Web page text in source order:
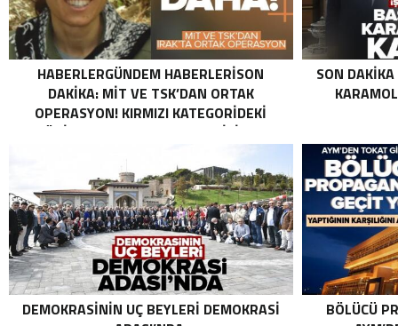
HABERLERGÜNDEM HABERLERISON
DAKIKA: MİT VE TSK’DAN ORTAK
OPERASYON! KIRMIZI KATEGORIDEKI
TERÖRIST NAZLI TAŞPINAR ETKISIZ HALE
ORTAK OPERASYON! KIRMIZI
KATEGORIDEKI TERÖRIST NAZLI
TAŞPINAR ETKISIZ HALE GETIRILDI .
SON
DEMOKRASININ UÇ BEYLERI DEMOKRASI
BÖLÜCÜ